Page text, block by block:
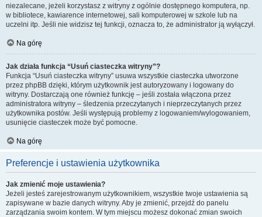
niezalecane, jeżeli korzystasz z witryny z ogólnie dostępnego komputera, np.
w bibliotece, kawiarence internetowej, sali komputerowej w szkole lub na
uczelni itp. Jeśli nie widzisz tej funkcji, oznacza to, że administrator ją wyłączył.
Na górę
Jak działa funkcja “Usuń ciasteczka witryny”?
Funkcja “Usuń ciasteczka witryny” usuwa wszystkie ciasteczka utworzone
przez phpBB dzięki, którym użytkownik jest autoryzowany i logowany do
witryny. Dostarczają one również funkcję – jeśli została włączona przez
administratora witryny – śledzenia przeczytanych i nieprzeczytanych przez
użytkownika postów. Jeśli występują problemy z logowaniem/wylogowaniem,
usunięcie ciasteczek może być pomocne.
Na górę
Preferencje i ustawienia użytkownika
Jak zmienić moje ustawienia?
Jeżeli jesteś zarejestrowanym użytkownikiem, wszystkie twoje ustawienia są
zapisywane w bazie danych witryny. Aby je zmienić, przejdź do panelu
zarządzania swoim kontem. W tym miejscu możesz dokonać zmian swoich